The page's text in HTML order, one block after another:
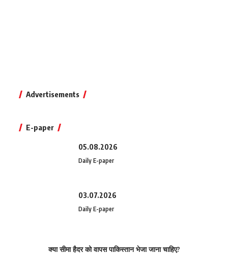
Advertisements
E-paper
05.08.2026
Daily E-paper
03.07.2026
Daily E-paper
क्या सीमा हैदर को वापस पाकिस्तान भेजा जाना चाहिए?